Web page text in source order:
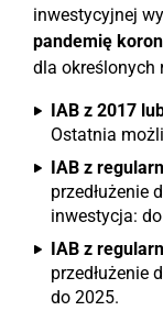
inwestycyjnej
pandemię
dla określonych
IAB z 2017
Ostatnia
IAB z
przedłużenie
inwestycja:
IAB z
przedłużenie
do 2025.